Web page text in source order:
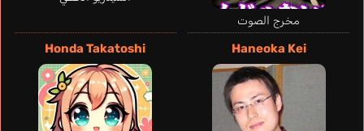
مخرج الصوت
Haneoka Kei
Honda Takatoshi